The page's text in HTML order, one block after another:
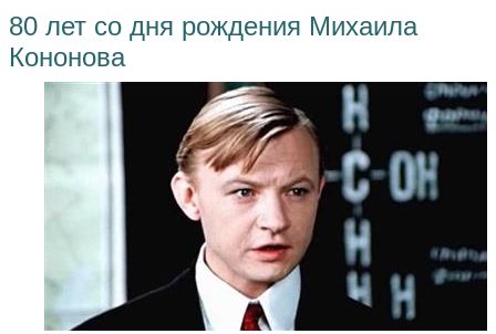
80 лет со дня рождения Михаила
Кононова